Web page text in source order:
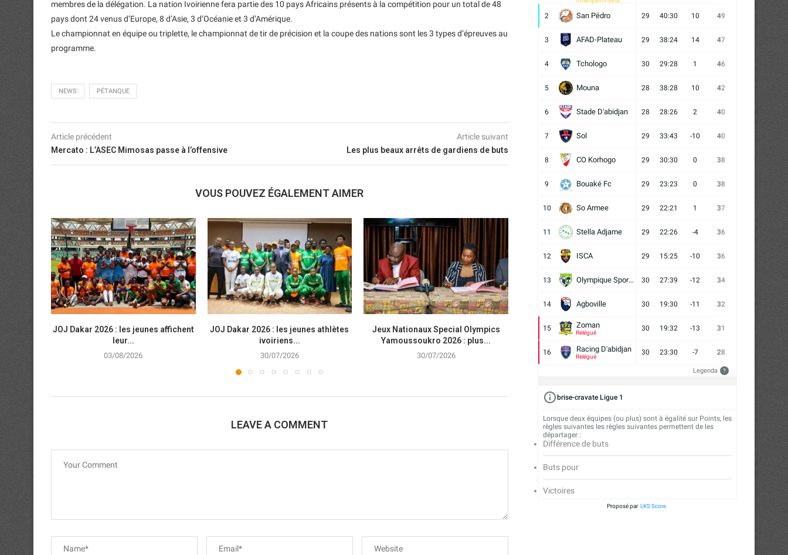
membres de la délégation. La nation Ivoirienne fera partie des 10 pays Africains présents à la compétition pour un total de 48
pays dont 24 venus d’Europe, 8 d’Asie, 3 d’Océanie et 3 d’Amérique.
Le championnat en équipe ou triplette, le championnat de tir de précision et la coupe des nations sont les 3 types d’épreuves au
programme.
NEWS PÉTANQUE
Article précédent
Mercato : L’ASEC Mimosas passe à l’offensive
Article suivant
Les plus beaux arrêts de gardiens de buts
VOUS POUVEZ ÉGALEMENT AIMER
JOJ Dakar 2026 : les jeunes affichent
leur...
03/08/2026
JOJ Dakar 2026 : les jeunes athlètes
ivoiriens...
30/07/2026
Jeux Nationaux Special Olympics
Yamoussoukro 2026 : plus...
30/07/2026
Jeux Olympiques de la Jeunesse
30/07/2026
Jeux Olympiques de la
Dakar 2026 :...
LEAVE A COMMENT
2 San Pédro 29 40:30 10 49 6
3 AFAD-Plateau 29 38:24 14 47
4 Tchologo 30 29:28 1 46 10 8
5 Mouna 28 38:28 10 42
6 Stade D'abidjan 28 28:26 2 40 10
7 Sol 29 33:43 -10 40
8 CO Korhogo 29 30:30 0 38
9 Bouaké Fc 29 23:23 0 38 11
10 So Armee 29 22:21 1 37 10
11 Stella Adjame 29 22:26 -4 36 11
12 ISCA 29 15:25 -10 36
13 Olympique Sport d'Abobo FC 30 27:39 -12 34 14
14 Agboville 30 19:30 -11 32 11
15 Zoman
Relégué
30 19:32 -13 31 13
16 Racing D'abidjan
Relégué
30 23:30 -7 28 10
Legenda ?
brise-cravate Ligue 1
Lorsque deux équipes (ou plus) sont à égalité sur Points, les
règles suivantes les règles suivantes permettent de les
départager :
Différence de buts
Buts pour
Victoires
Proposé par LKS Score